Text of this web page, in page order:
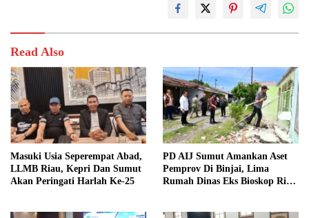
Read Also
Masuki Usia Seperempat Abad,
LLMB Riau, Kepri Dan Sumut
Akan Peringati Harlah Ke-25
PD AIJ Sumut Amankan Aset
Pemprov Di Binjai, Lima
Rumah Dinas Eks Bioskop Ria